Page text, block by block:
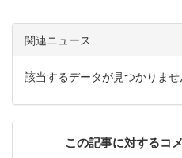
関連ニュース
該当するデータが見つかりませ
この記事に対するコ